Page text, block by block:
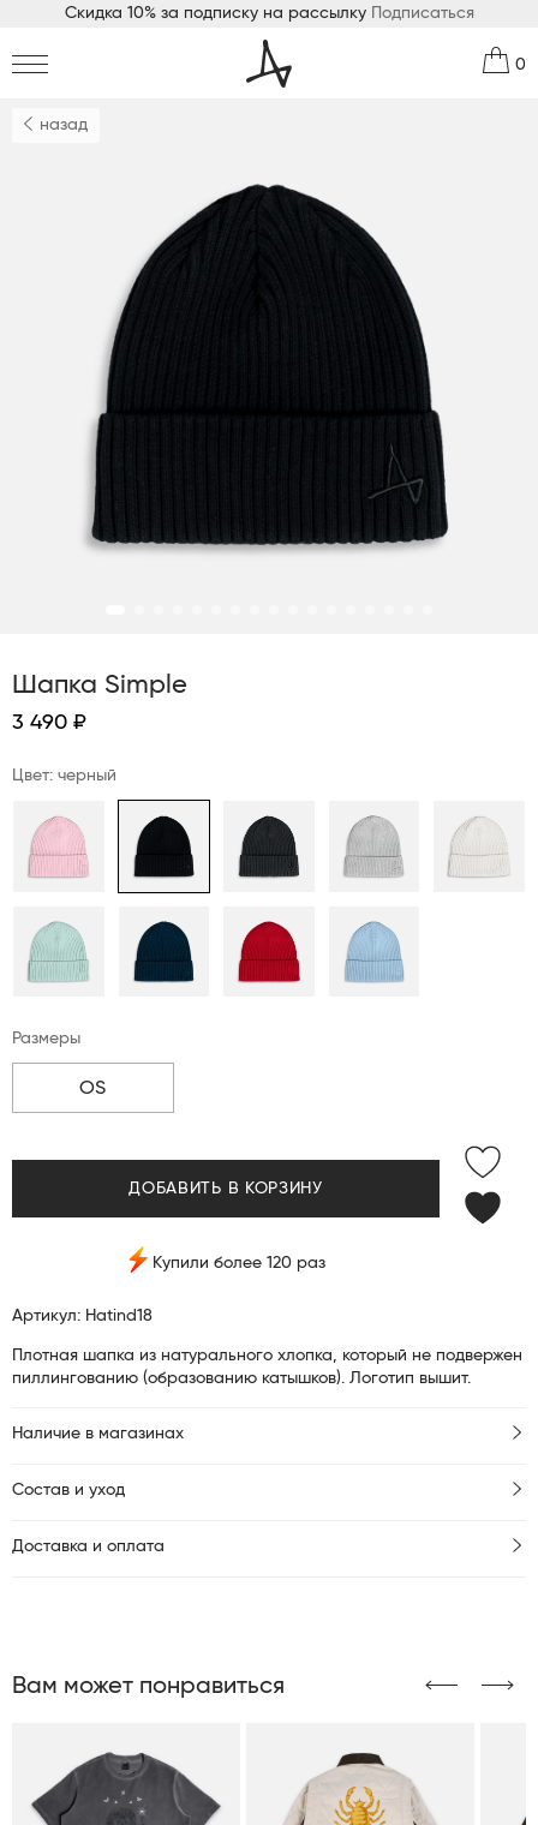
Скидка 10% за подписку на рассылку Подписаться
0
назад
Шапка Simple
3 490 ₽
Цвет: черный
Размеры
OS
ДОБАВИТЬ В КОРЗИНУ
Купили более 120 раз
Артикул: Hatind18
Плотная шапка из натурального хлопка, который не подвержен
пиллингованию (образованию катышков). Логотип вышит.
Наличие в магазинах
Состав и уход
Доставка и оплата
Вам может понравиться